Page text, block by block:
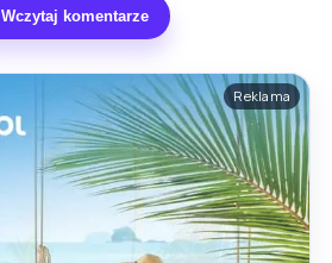
Wczytaj komentarze
Reklama